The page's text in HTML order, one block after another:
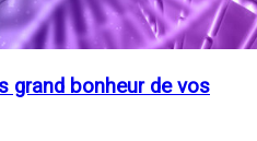
grand bonheur de vos